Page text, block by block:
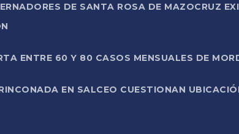
DE SANTA ROSA DE MAZOCRUZ
ENTRE 60 Y 80 CASOS MENSUALES DE
EN SALCEO CUESTIONAN